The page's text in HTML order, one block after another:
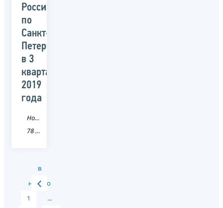
России
по
Санкт-
Петербургу
в 3
квартале
2019
года
Новость
78 Санкт-Петербург
в
начало
1
...